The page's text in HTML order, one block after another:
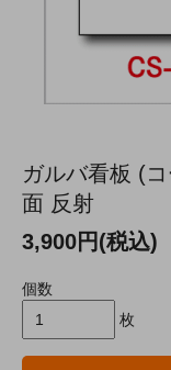
ガルバ看板 (
面 反射
3,900円(税込)
個数
枚